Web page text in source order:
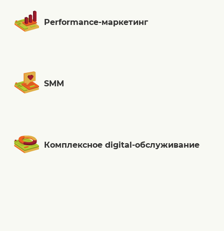
Performance-маркетинг
SMM
Комплексное digital-обслуживание